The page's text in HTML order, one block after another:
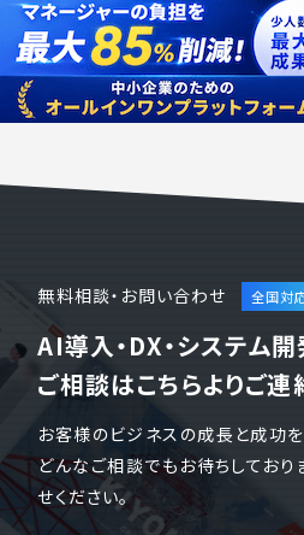
無料相談・お問い合わせ
AI導入・DX・システム
ご相談はこちらよりご連
お客様のビジネスの成長と成功を
どんなご相談でもお待ちしており
せください。